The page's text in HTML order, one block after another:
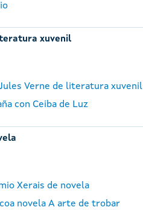
xuvenil
Verne de literatura xuvenil
con Ceiba de Luz
Xerais de novela
novela A arte de trobar